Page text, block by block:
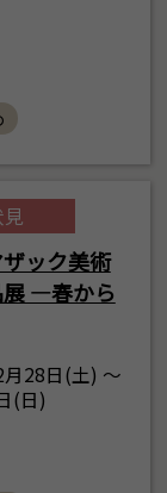
ック美術
―春から
28日(土) ～
(日)